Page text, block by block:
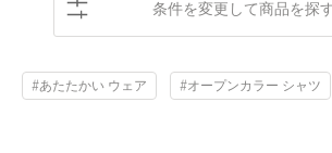
条件を変更して商品を探
#あたたかい ウェア #オープンカラー シャツ